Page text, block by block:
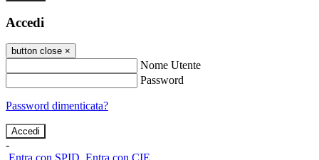
Accedi
button close ×
Nome Utente
Password
Password dimenticata?
-